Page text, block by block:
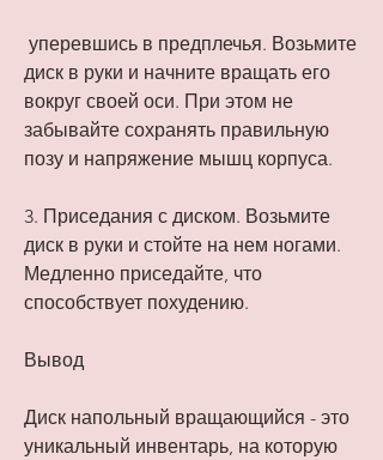
диск в руки и начните вращать его
вокруг своей оси. При этом не
забывайте сохранять правильную
позу и напряжение мышц корпуса.
3. Приседания с диском. Возьмите
диск в руки и стойте на нем ногами.
Медленно приседайте, что
способствует похудению.
Вывод
Диск напольный вращающийся - это
уникальный инвентарь, на которую